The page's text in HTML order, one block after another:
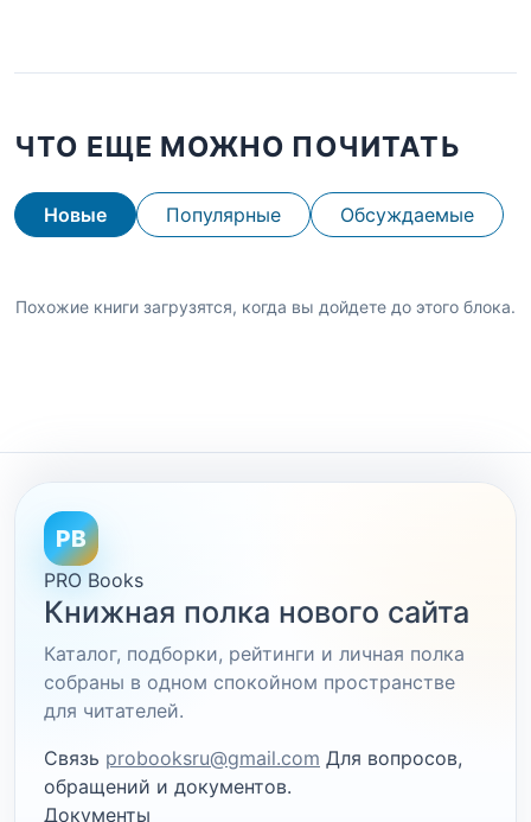
ЧТО ЕЩЕ МОЖНО ПОЧИТАТЬ
Новые Популярные Обсуждаемые
Похожие книги загрузятся, когда вы дойдете до этого блока.
PB
PRO Books
Книжная полка нового сайта
Каталог, подборки, рейтинги и личная полка
собраны в одном спокойном пространстве
для читателей.
Связь probooksru@gmail.com Для вопросов,
обращений и документов.
Документы